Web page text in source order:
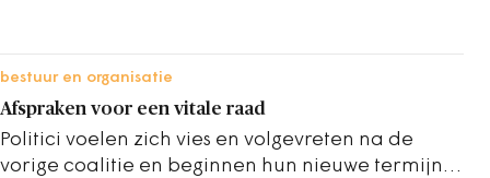
bestuur en organisatie
Afspraken voor een vitale raad
Politici voelen zich vies en volgevreten na de
vorige coalitie en beginnen hun nieuwe termijn